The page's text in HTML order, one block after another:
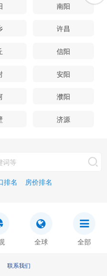
南阳
许昌
信阳
安阳
濮阳
济源
排名 房价排名
全球 全部
联系我们